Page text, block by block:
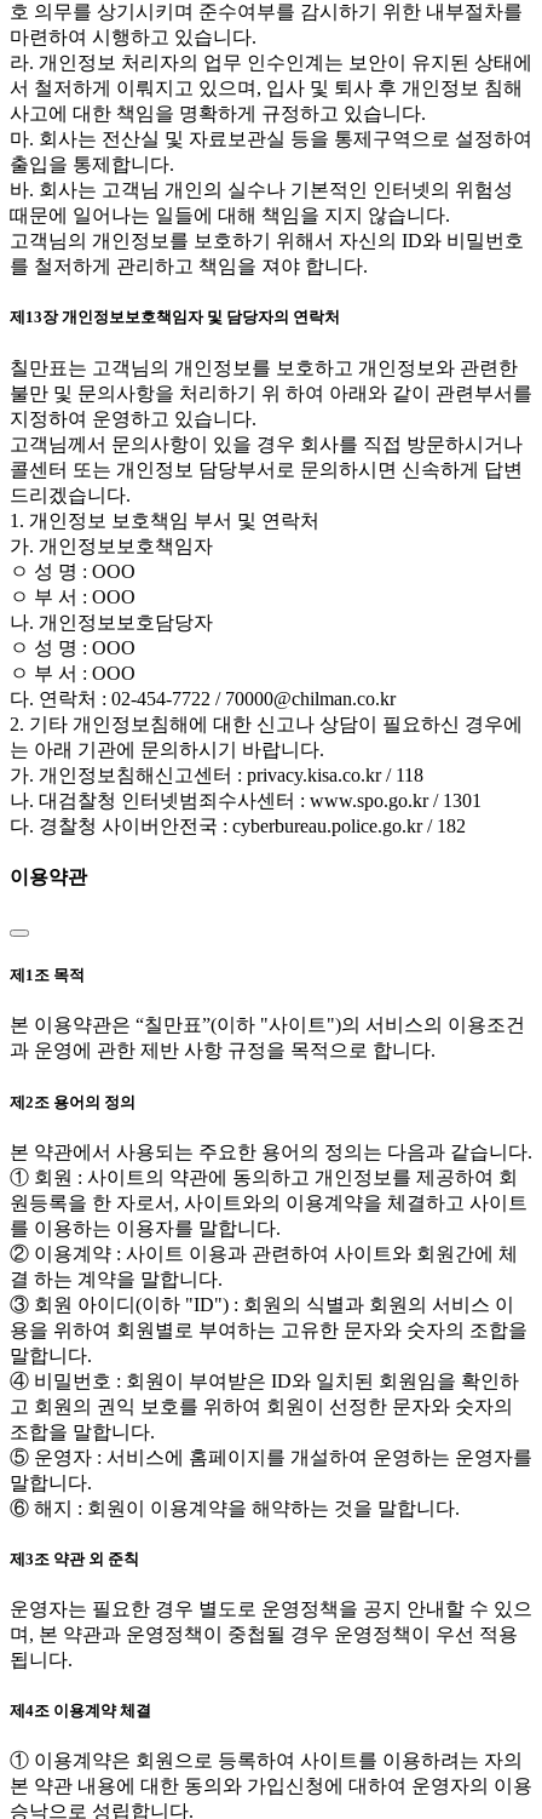
호 의무를 상기시키며 준수여부를 감시하기 위한 내부절차를
마련하여 시행하고 있습니다.
라. 개인정보 처리자의 업무 인수인계는 보안이 유지된 상태에
서 철저하게 이뤄지고 있으며, 입사 및 퇴사 후 개인정보 침해
사고에 대한 책임을 명확하게 규정하고 있습니다.
마. 회사는 전산실 및 자료보관실 등을 통제구역으로 설정하여
출입을 통제합니다.
바. 회사는 고객님 개인의 실수나 기본적인 인터넷의 위험성
때문에 일어나는 일들에 대해 책임을 지지 않습니다.
고객님의 개인정보를 보호하기 위해서 자신의 ID와 비밀번호
를 철저하게 관리하고 책임을 져야 합니다.
제13장 개인정보보호책임자 및 담당자의 연락처
칠만표는 고객님의 개인정보를 보호하고 개인정보와 관련한
불만 및 문의사항을 처리하기 위 하여 아래와 같이 관련부서를
지정하여 운영하고 있습니다.
고객님께서 문의사항이 있을 경우 회사를 직접 방문하시거나
콜센터 또는 개인정보 담당부서로 문의하시면 신속하게 답변
드리겠습니다.
1. 개인정보 보호책임 부서 및 연락처
가. 개인정보보호책임자
ㅇ 성 명 : OOO
ㅇ 부 서 : OOO
나. 개인정보보호담당자
ㅇ 성 명 : OOO
ㅇ 부 서 : OOO
다. 연락처 : 02-454-7722 / 70000@chilman.co.kr
2. 기타 개인정보침해에 대한 신고나 상담이 필요하신 경우에
는 아래 기관에 문의하시기 바랍니다.
가. 개인정보침해신고센터 : privacy.kisa.co.kr / 118
나. 대검찰청 인터넷범죄수사센터 : www.spo.go.kr / 1301
다. 경찰청 사이버안전국 : cyberbureau.police.go.kr / 182
이용약관
제1조 목적
본 이용약관은 “칠만표”(이하 "사이트")의 서비스의 이용조건
과 운영에 관한 제반 사항 규정을 목적으로 합니다.
제2조 용어의 정의
본 약관에서 사용되는 주요한 용어의 정의는 다음과 같습니다.
① 회원 : 사이트의 약관에 동의하고 개인정보를 제공하여 회
원등록을 한 자로서, 사이트와의 이용계약을 체결하고 사이트
를 이용하는 이용자를 말합니다.
② 이용계약 : 사이트 이용과 관련하여 사이트와 회원간에 체
결 하는 계약을 말합니다.
③ 회원 아이디(이하 "ID") : 회원의 식별과 회원의 서비스 이
용을 위하여 회원별로 부여하는 고유한 문자와 숫자의 조합을
말합니다.
④ 비밀번호 : 회원이 부여받은 ID와 일치된 회원임을 확인하
고 회원의 권익 보호를 위하여 회원이 선정한 문자와 숫자의
조합을 말합니다.
⑤ 운영자 : 서비스에 홈페이지를 개설하여 운영하는 운영자를
말합니다.
⑥ 해지 : 회원이 이용계약을 해약하는 것을 말합니다.
제3조 약관 외 준칙
운영자는 필요한 경우 별도로 운영정책을 공지 안내할 수 있으
며, 본 약관과 운영정책이 중첩될 경우 운영정책이 우선 적용
됩니다.
제4조 이용계약 체결
① 이용계약은 회원으로 등록하여 사이트를 이용하려는 자의
본 약관 내용에 대한 동의와 가입신청에 대하여 운영자의 이용
승낙으로 성립합니다.